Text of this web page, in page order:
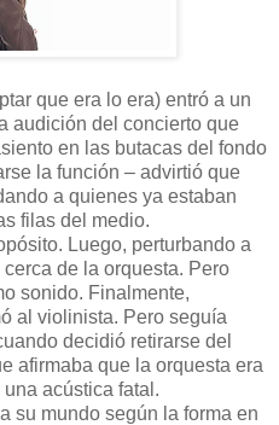
que era lo era) entró a un
audición del concierto que
en las butacas del fondo
la función – advirtió que
a quienes ya estaban
filas del medio.
Luego, perturbando a
de la orquesta. Pero
sonido. Finalmente,
al violinista. Pero seguía
decidió retirarse del
afirmaba que la orquesta era
acústica fatal.
su mundo según la forma en